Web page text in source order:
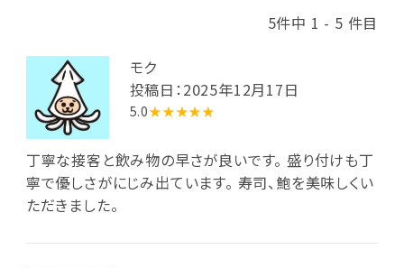
5件中 1 - 5 件目
モク
投稿日：2025年12月17日
5.0★★★★★
丁寧な接客と飲み物の早さが良いです。 盛り付けも丁
寧で優しさがにじみ出ています。 寿司、鮑を美味しくい
ただきました。